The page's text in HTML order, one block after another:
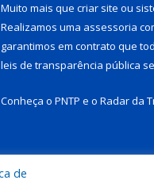
Muito mais que criar site ou
Realizamos uma assessoria
garantimos em contrato que
leis de transparência pública
Conheça o PNTP e o Radar da
de